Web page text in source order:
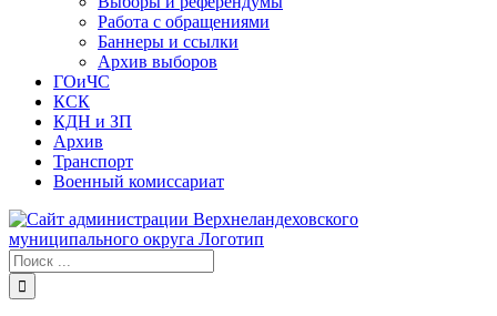
Работа с обращениями
Баннеры и ссылки
Архив выборов
ГОиЧС
КСК
КДН и ЗП
Архив
Транспорт
Военный комиссариат
Результат
поиска: